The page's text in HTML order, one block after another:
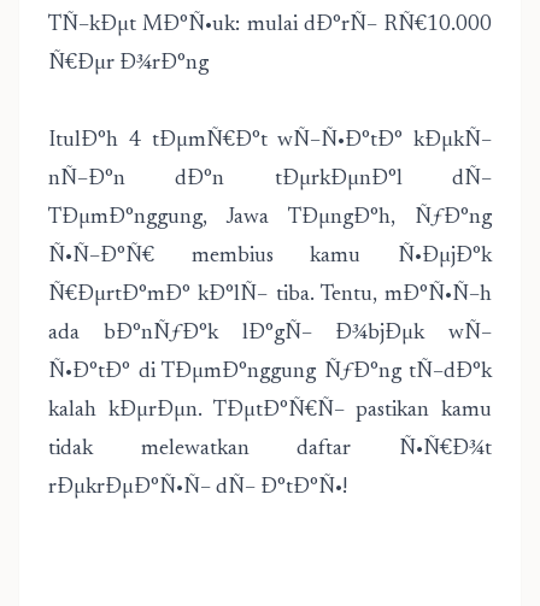
TÑ–kÐµt MÐ°Ñ•uk: mulai dÐ°rÑ– RÑ€10.000
Ñ€Ðµr Ð¾rÐ°ng
ItulÐ°h 4 tÐµmÑ€Ð°t wÑ–Ñ•Ð°tÐ° kÐµkÑ–
nÑ–Ð°n dÐ°n tÐµrkÐµnÐ°l dÑ–
TÐµmÐ°nggung, Jawa TÐµngÐ°h, ÑƒÐ°ng
Ñ•Ñ–Ð°Ñ€ membius kamu Ñ•ÐµjÐ°k
Ñ€ÐµrtÐ°mÐ° kÐ°lÑ– tiba. Tentu, mÐ°Ñ•Ñ–h
ada bÐ°nÑƒÐ°k lÐ°gÑ– Ð¾bjÐµk wÑ–
Ñ•Ð°tÐ° di TÐµmÐ°nggung ÑƒÐ°ng tÑ–dÐ°k
kalah kÐµrÐµn. TÐµtÐ°Ñ€Ñ– pastikan kamu
tidak melewatkan daftar Ñ•Ñ€Ð¾t
rÐµkrÐµÐ°Ñ•Ñ– dÑ– Ð°tÐ°Ñ•!